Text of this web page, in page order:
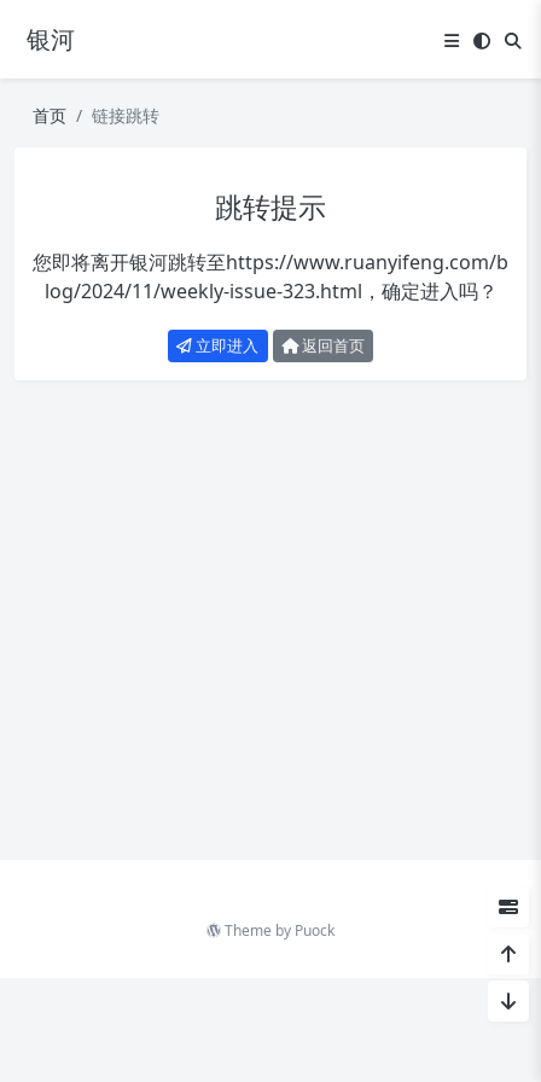
银河
首页 链接跳转
跳转提示
您即将离开银河跳转至https://www.ruanyifeng.com/b
log/2024/11/weekly-issue-323.html ，确定进入吗？
立即进入 返回首页
Theme by Puock